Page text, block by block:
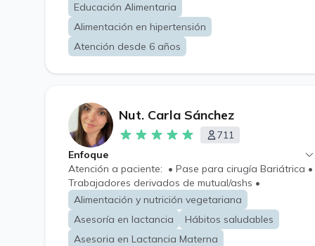
deportiva recreativa para mejorar energía y
rendimiento. 💙 Prevención y manejo de
enfermedades crónicas como hipertensión, diabetes
no insulino requiriente y dislipidemias. ⚠️ Importante:
bariátricos, TCA, diabetes insulino requiriente, renales
Educación Alimentaria
Alimentación en hipertensión
Atención desde 6 años
Nut. Carla Sánchez
711
Enfoque
Atención a paciente: • Pase para cirugía Bariátrica •
Trabajadores derivados de mutual/ashs •
Adolescente • Adulto • Adulto mayor •
Vegano/Vegetariano • Embarazada Enfoque en el
cambio de hábitos de alimentación, personalizado,
de acuerdo a cada tipo de paciente y patologias
Alimentación y nutrición vegetariana
Asesoría en lactancia
Hábitos saludables
Asesoria en Lactancia Materna